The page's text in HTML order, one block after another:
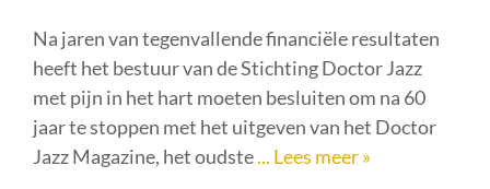
Na jaren van tegenvallende financiële resultaten
heeft het bestuur van de Stichting Doctor Jazz
met pijn in het hart moeten besluiten om na 60
jaar te stoppen met het uitgeven van het Doctor
Jazz Magazine, het oudste... Lees meer »